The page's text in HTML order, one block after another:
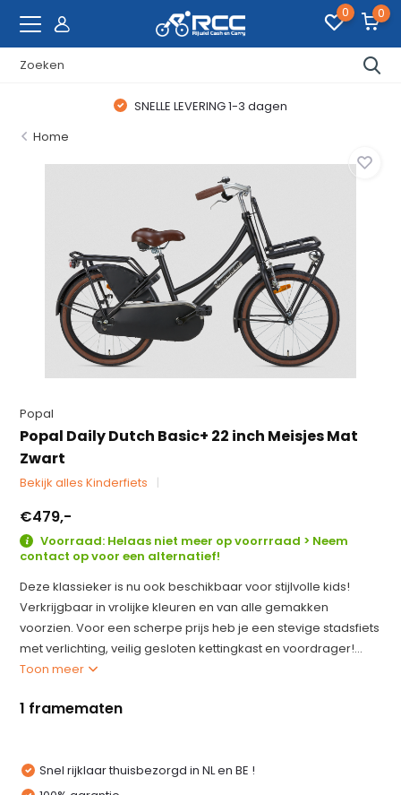
0 0
SNELLE LEVERING 1-3 dagen
Home
Popal
Popal Daily Dutch Basic+ 22 inch Meisjes Mat
Zwart
Bekijk alles Kinderfiets
€479,-
Voorraad: Helaas niet meer op voorrraad > Neem
contact op voor een alternatief!
Deze klassieker is nu ook beschikbaar voor stijlvolle kids!
Verkrijgbaar in vrolijke kleuren en van alle gemakken
voorzien. Voor een scherpe prijs heb je een stevige stadsfiets
met verlichting, veilig gesloten kettingkast en voordrager!...
Toon meer
1 framematen
Snel rijklaar thuisbezorgd in NL en BE !